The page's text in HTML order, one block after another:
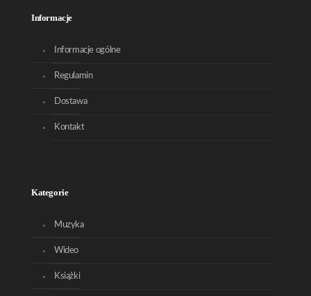
Informacje
Informacje ogólne
Regulamin
Dostawa
Kontakt
Kategorie
Muzyka
Wideo
Książki